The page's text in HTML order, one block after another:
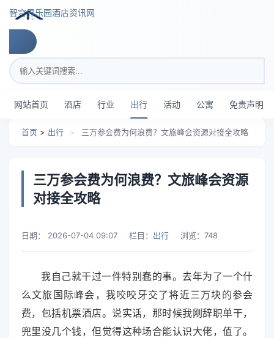
智穹界乐园酒店资讯网
搜索关键词
网站首页 酒店 行业 出行 活动 公寓 免责声明
首页 > 出行 > 三万参会费为何浪费？文旅峰会资源对接全攻略
三万参会费为何浪费？文旅峰会资源
对接全攻略
日期： 2026-07-04 09:07 栏目： 出行 浏览： 748
我自己就干过一件特别蠢的事。去年为了一个什
么文旅国际峰会，我咬咬牙交了将近三万块的参会
费，包括机票酒店。说实话，那时候我刚辞职单干，
兜里没几个钱，但觉得这种场合能认识大佬，值了。